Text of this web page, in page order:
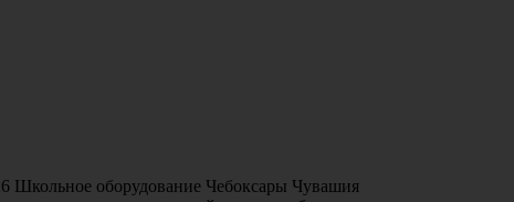
Школьное оборудование Чебоксары Чувашия